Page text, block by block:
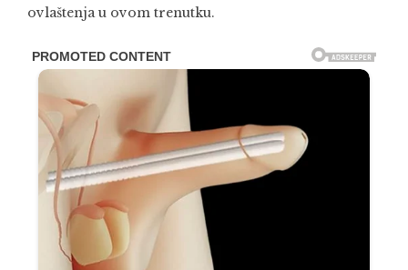
ovlaštenja u ovom trenutku.